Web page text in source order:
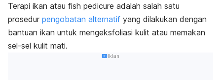
Terapi ikan atau fish pedicure adalah salah satu
prosedur pengobatan alternatif yang dilakukan dengan
bantuan ikan untuk mengeksfoliasi kulit atau memakan
sel-sel kulit mati.
Iklan